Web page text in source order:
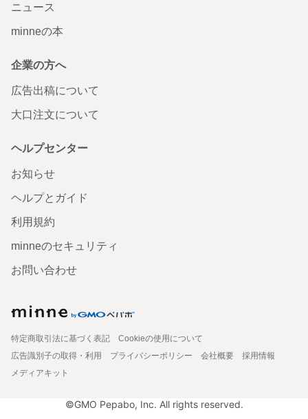
ニュース
minneの本
企業の方へ
広告出稿について
大口注文について
ヘルプセンター
お知らせ
ヘルプとガイド
利用規約
minneのセキュリティ
お問い合わせ
特定商取引法に基づく表記
Cookieの使用について
広告識別子の取得・利用
プライバシーポリシー 会社概要
採用情報
メディアキット
©GMO Pepabo, Inc. All rights reserved.